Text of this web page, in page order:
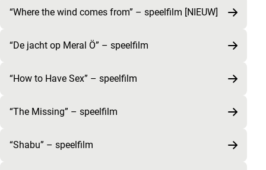
“Where the wind comes from” – speelfilm [NIEUW]
“De jacht op Meral Ö” – speelfilm
“How to Have Sex” – speelfilm
“The Missing” – speelfilm
“Shabu” – speelfilm